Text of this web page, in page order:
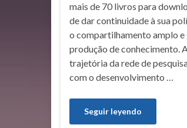
mais de 70 livros para
de dar continuidade à sua
o compartilhamento amplo
produção de conhecimento.
trajetória da rede de
com o desenvolvimento …
Seguir leyendo